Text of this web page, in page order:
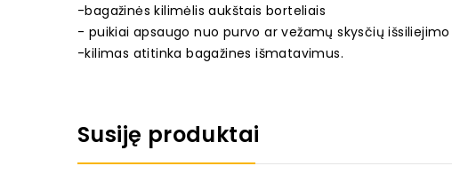
-bagažinės kilimėlis aukštais borteliais
- puikiai apsaugo nuo purvo ar vežamų skysčių
-kilimas atitinka bagažines išmatavimus.
Susiję produktai